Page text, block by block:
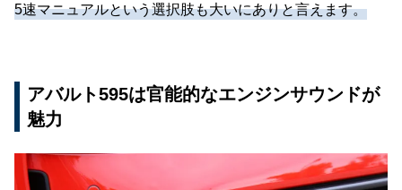
5速マニュアルという選択肢も大いにありと言えます。
アバルト595は官能的なエンジンサウンドが
魅力